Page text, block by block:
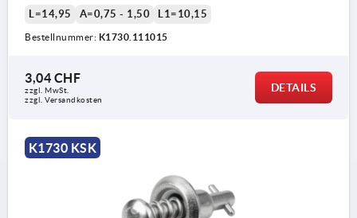
L=14,95 A=0,75 - 1,50 L1=10,15
Bestellnummer: K1730.111015
3,04 CHF
zzgl. MwSt.
zzgl. Versandkosten
DETAILS
K1730 KSK